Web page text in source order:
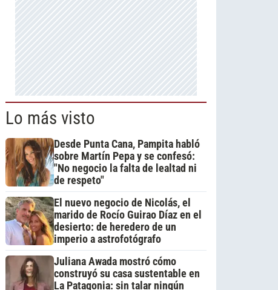
Lo más visto
Desde Punta Cana, Pampita habló
sobre Martín Pepa y se confesó:
"No negocio la falta de lealtad ni
de respeto"
El nuevo negocio de Nicolás, el
marido de Rocío Guirao Díaz en el
desierto: de heredero de un
imperio a astrofotógrafo
Juliana Awada mostró cómo
construyó su casa sustentable en
La Patagonia: sin talar ningún